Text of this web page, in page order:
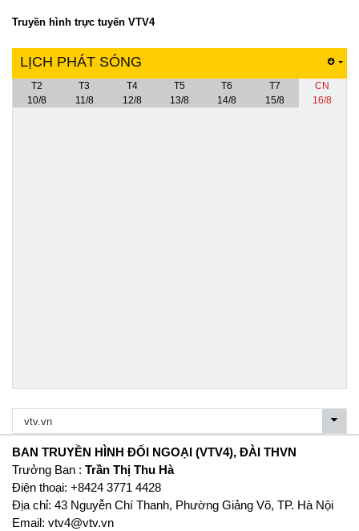
Truyền hình trực tuyến VTV4
LỊCH PHÁT SÓNG
T2
10/8
T3
11/8
T4
12/8
T5
13/8
T6
14/8
T7
15/8
CN
16/8
BAN TRUYỀN HÌNH ĐỐI NGOẠI (VTV4), ĐÀI THVN
Trưởng Ban : Trần Thị Thu Hà
Ðiện thoại: +8424 3771 4428
Địa chỉ: 43 Nguyễn Chí Thanh, Phường Giảng Võ, TP. Hà Nội
Email: vtv4@vtv.vn